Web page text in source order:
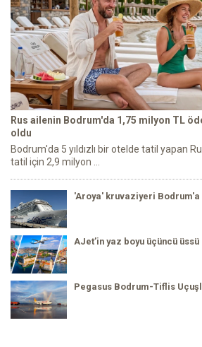
Rus ailenin Bodrum'da 1,75 milyon TL
oldu
Bodrum'da 5 yıldızlı bir otelde tatil yapan
tatil için 2,9 milyon ...
'Aroya' kruvaziyeri Bodrum'a
AJet’in yaz boyu üçüncü
Pegasus Bodrum-Tiflis